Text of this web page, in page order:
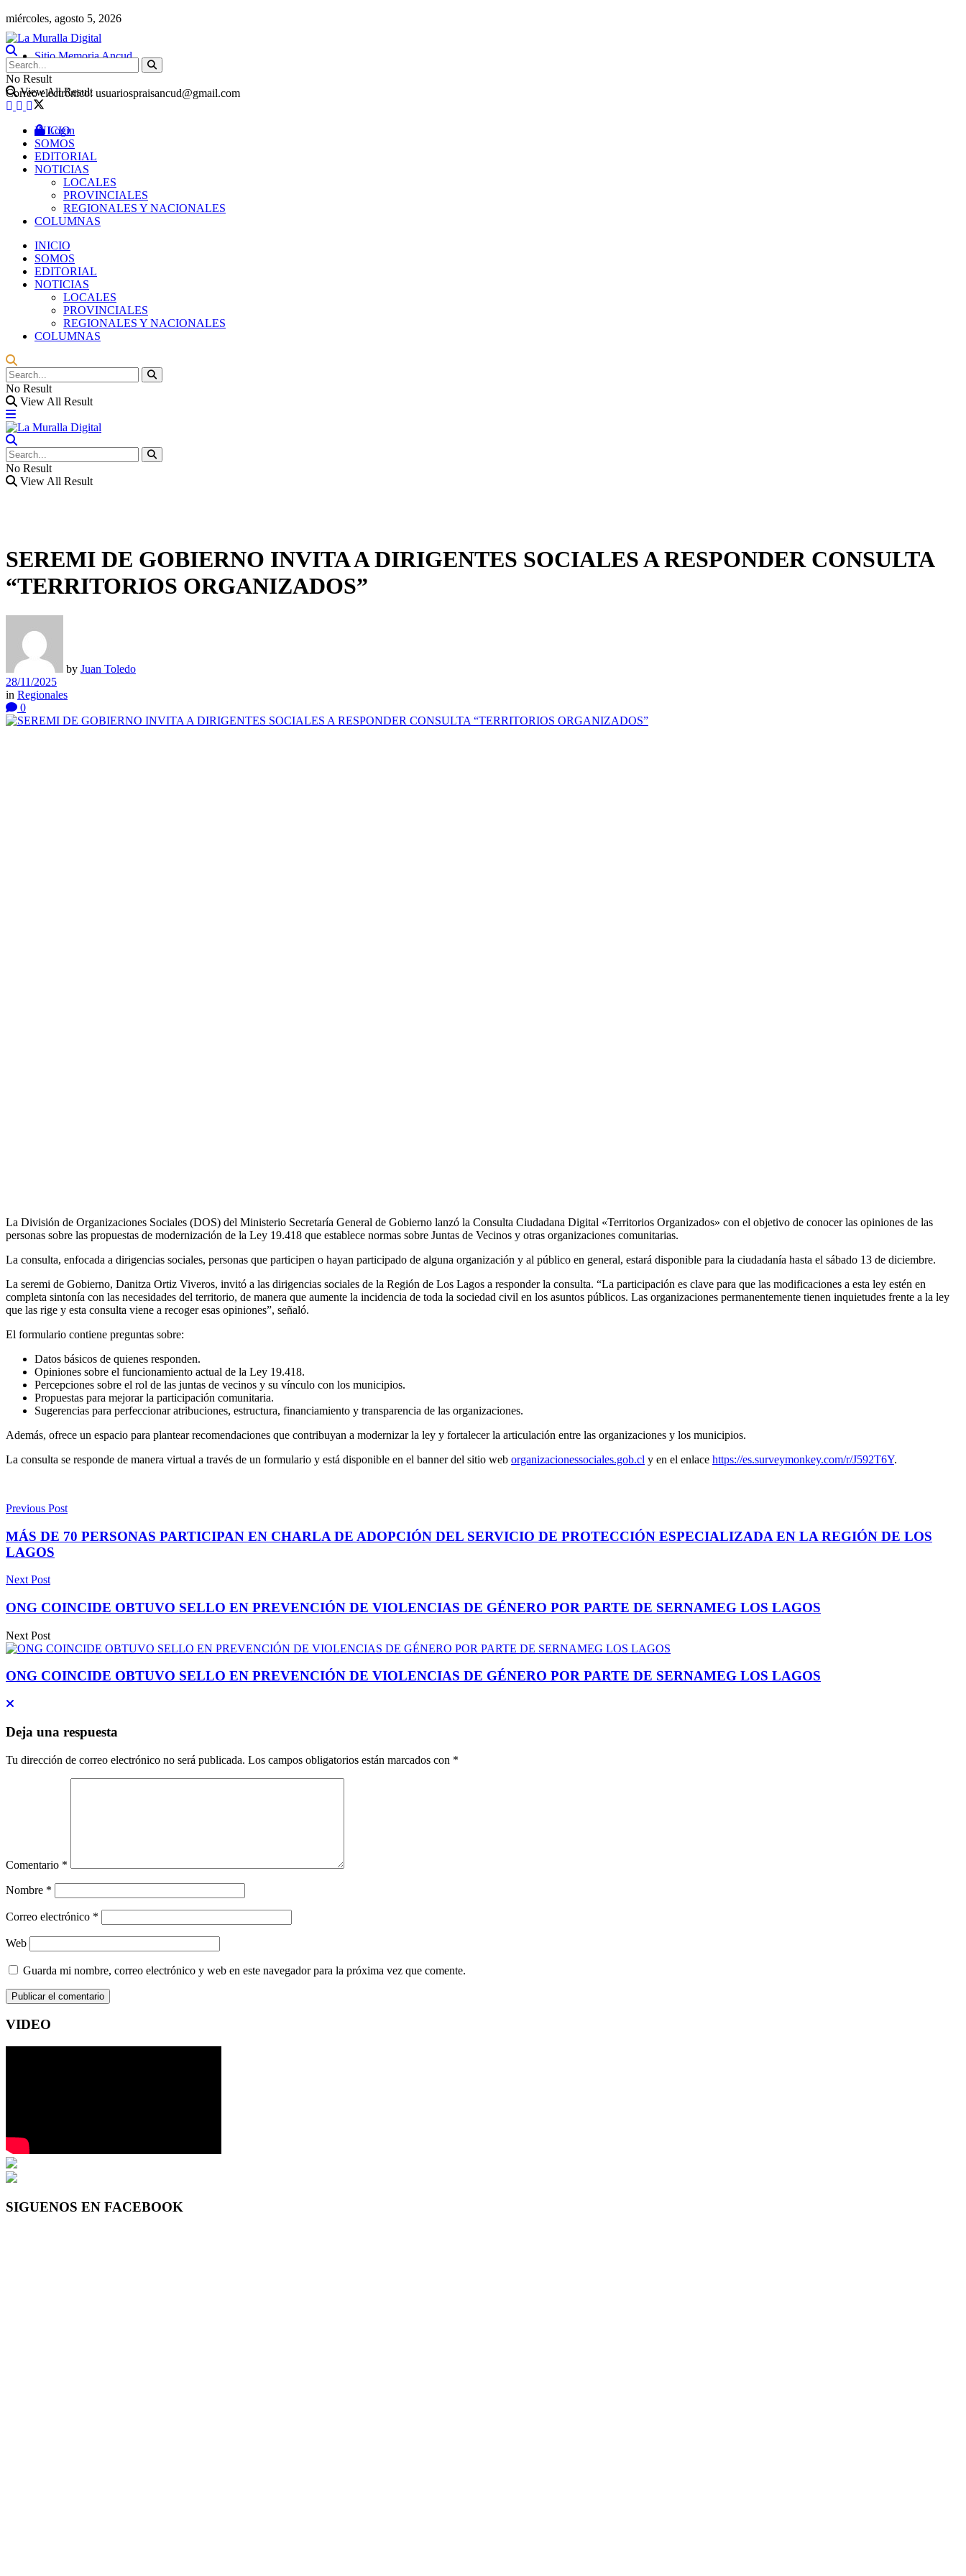
miércoles, agosto 5, 2026
Sitio Memoria Ancud
Correo electrónico: usuariospraisancud@gmail.com
Login
No Result
View All Result
INICIO
SOMOS
EDITORIAL
NOTICIAS
LOCALES
PROVINCIALES
REGIONALES Y NACIONALES
COLUMNAS
INICIO
SOMOS
EDITORIAL
NOTICIAS
LOCALES
PROVINCIALES
REGIONALES Y NACIONALES
COLUMNAS
No Result
View All Result
No Result
View All Result
SEREMI DE GOBIERNO INVITA A DIRIGENTES SOCIALES A RESPONDER CONSULTA
“TERRITORIOS ORGANIZADOS”
by Juan Toledo
28/11/2025
in Regionales
0
La División de Organizaciones Sociales (DOS) del Ministerio Secretaría General de Gobierno lanzó la Consulta Ciudadana Digital «Territorios Organizados» con el objetivo de conocer las opiniones de las
personas sobre las propuestas de modernización de la Ley 19.418 que establece normas sobre Juntas de Vecinos y otras organizaciones comunitarias.
La consulta, enfocada a dirigencias sociales, personas que participen o hayan participado de alguna organización y al público en general, estará disponible para la ciudadanía hasta el sábado 13 de diciembre.
La seremi de Gobierno, Danitza Ortiz Viveros, invitó a las dirigencias sociales de la Región de Los Lagos a responder la consulta. “La participación es clave para que las modificaciones a esta ley estén en
completa sintonía con las necesidades del territorio, de manera que aumente la incidencia de toda la sociedad civil en los asuntos públicos. Las organizaciones permanentemente tienen inquietudes frente a la ley
que las rige y esta consulta viene a recoger esas opiniones”, señaló.
El formulario contiene preguntas sobre:
Datos básicos de quienes responden.
Opiniones sobre el funcionamiento actual de la Ley 19.418.
Percepciones sobre el rol de las juntas de vecinos y su vínculo con los municipios.
Propuestas para mejorar la participación comunitaria.
Sugerencias para perfeccionar atribuciones, estructura, financiamiento y transparencia de las organizaciones.
Además, ofrece un espacio para plantear recomendaciones que contribuyan a modernizar la ley y fortalecer la articulación entre las organizaciones y los municipios.
La consulta se responde de manera virtual a través de un formulario y está disponible en el banner del sitio web organizacionessociales.gob.cl y en el enlace https://es.surveymonkey.com/r/J592T6Y.
Previous Post
MÁS DE 70 PERSONAS PARTICIPAN EN CHARLA DE ADOPCIÓN DEL SERVICIO DE PROTECCIÓN ESPECIALIZADA EN LA REGIÓN DE LOS
LAGOS
Next Post
ONG COINCIDE OBTUVO SELLO EN PREVENCIÓN DE VIOLENCIAS DE GÉNERO POR PARTE DE SERNAMEG LOS LAGOS
Next Post
ONG COINCIDE OBTUVO SELLO EN PREVENCIÓN DE VIOLENCIAS DE GÉNERO POR PARTE DE SERNAMEG LOS LAGOS
Deja una respuesta
Tu dirección de correo electrónico no será publicada. Los campos obligatorios están marcados con *
Comentario *
Nombre *
Correo electrónico *
Web
Guarda mi nombre, correo electrónico y web en este navegador para la próxima vez que comente.
VIDEO
SIGUENOS EN FACEBOOK